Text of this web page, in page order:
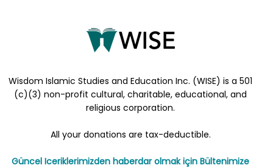
Wisdom Islamic Studies and Education Inc. (WISE) is a 501
(c)(3) non-profit cultural, charitable, educational, and
religious corporation.
All your donations are tax-deductible.
Güncel Iceriklerimizden haberdar olmak için Bültenimize